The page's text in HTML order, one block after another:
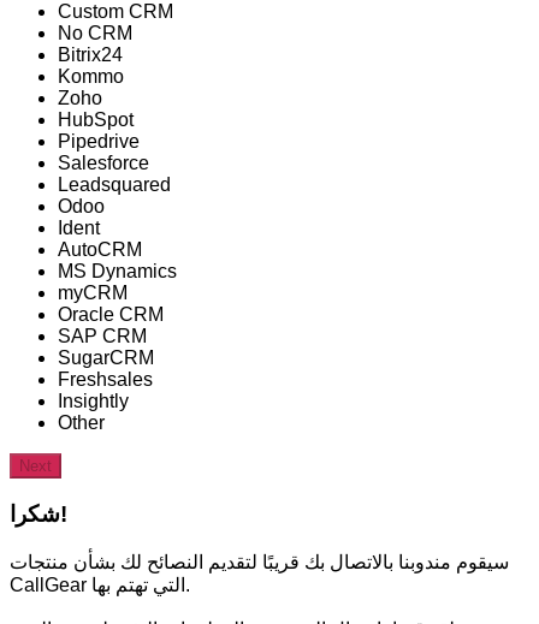
Custom CRM
No CRM
Bitrix24
Kommo
Zoho
HubSpot
Pipedrive
Salesforce
Leadsquared
Odoo
Ident
AutoCRM
MS Dynamics
myCRM
Oracle CRM
SAP CRM
SugarCRM
Freshsales
Insightly
Other
Next
شكرا!
سيقوم مندوبنا بالاتصال بك قريبًا لتقديم النصائح لك بشأن منتجات
CallGear التي تهتم بها.